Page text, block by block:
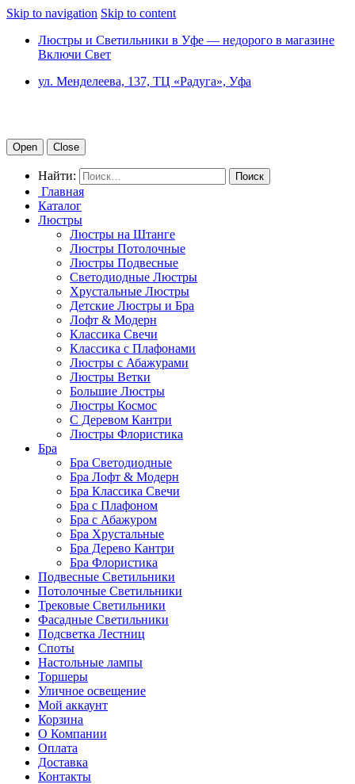
Skip to navigation Skip to content
Люстры и Светильники в Уфе — недорого в магазине
Включи Свет
ул. Менделеева, 137, ТЦ «Радуга», Уфа
Open Close
Найти:
Главная
Каталог
Люстры
Люстры на Штанге
Люстры Потолочные
Люстры Подвесные
Светодиодные Люстры
Хрустальные Люстры
Детские Люстры и Бра
Лофт & Модерн
Классика Свечи
Классика с Плафонами
Люстры с Абажурами
Люстры Ветки
Большие Люстры
Люстры Космос
С Деревом Кантри
Люстры Флористика
Бра
Бра Светодиодные
Бра Лофт & Модерн
Бра Классика Свечи
Бра с Плафоном
Бра с Абажуром
Бра Хрустальные
Бра Дерево Кантри
Бра Флористика
Подвесные Светильники
Потолочные Светильники
Трековые Светильники
Фасадные Светильники
Подсветка Лестниц
Споты
Настольные лампы
Торшеры
Уличное освещение
Мой аккаунт
Корзина
О Компании
Оплата
Доставка
Контакты